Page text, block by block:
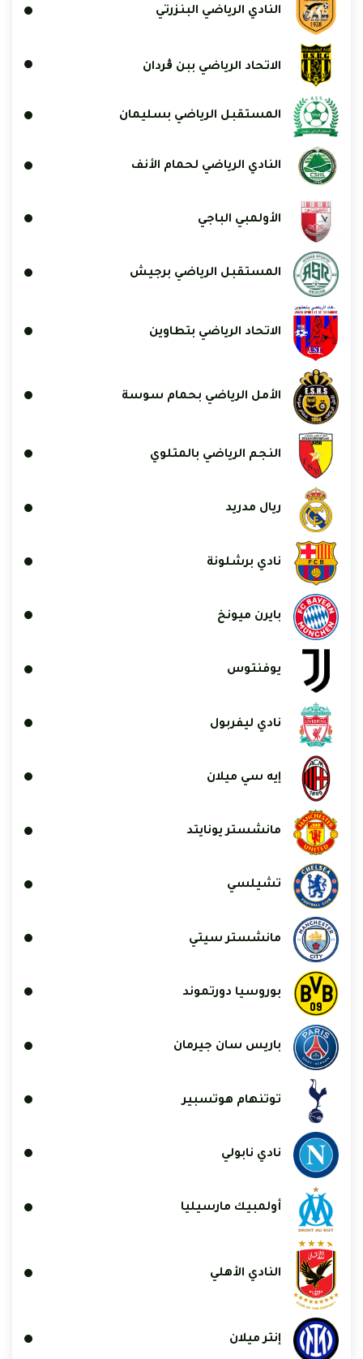
النادي الرياضي البنزرتي
الاتحاد الرياضي ببن ڨردان
المستقبل الرياضي بسليمان
النادي الرياضي لحمام الأنف
الأولمبي الباجي
المستقبل الرياضي برجيش
الاتحاد الرياضي بتطاوين
الأمل الرياضي بحمام سوسة
النجم الرياضي بالمتلوي
ريال مدريد
نادي برشلونة
بايرن ميونخ
يوفنتوس
نادي ليفربول
إيه سي ميلان
مانشستر يونايتد
تشيلسي
مانشستر سيتي
بوروسيا دورتموند
باريس سان جيرمان
توتنهام هوتسبير
نادي نابولي
أولمبيك مارسيليا
النادي الأهلي
إنتر ميلان